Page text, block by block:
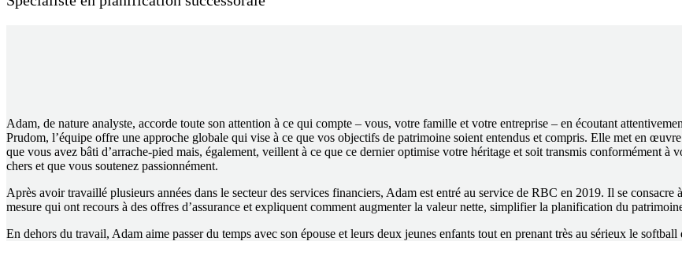
Adam, de nature analyste, accorde toute son attention à ce qui compte – vous, votre famille et votre entreprise – en écoutant
Prudom, l’équipe offre une approche globale qui vise à ce que vos objectifs de patrimoine soient entendus et compris. Elle met en
que vous avez bâti d’arrache-pied mais, également, veillent à ce que ce dernier optimise votre héritage et soit transmis conformément
chers et que vous soutenez passionnément.
Après avoir travaillé plusieurs années dans le secteur des services financiers, Adam est entré au service de RBC en 2019. Il se
mesure qui ont recours à des offres d’assurance et expliquent comment augmenter la valeur nette, simplifier la planification du
En dehors du travail, Adam aime passer du temps avec son épouse et leurs deux jeunes enfants tout en prenant très au sérieux le